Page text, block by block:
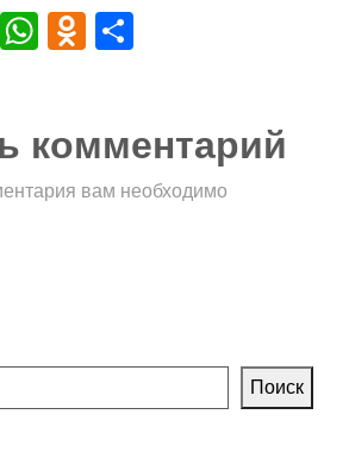
Mail.Ru
WhatsApp
Odnoklassniki
комментарий
вам необходимо
Поиск